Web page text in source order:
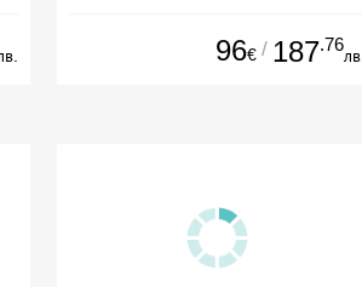
96€ / 187.76
лв.